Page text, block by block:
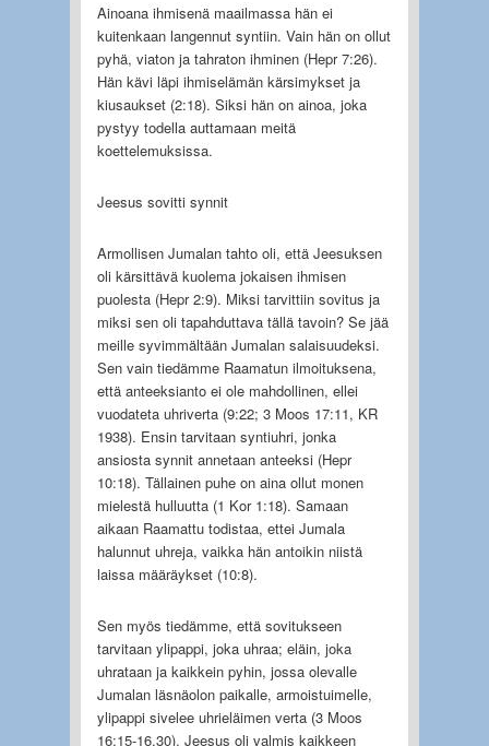
Ainoana ihmisenä maailmassa hän ei
kuitenkaan langennut syntiin. Vain hän on ollut
pyhä, viaton ja tahraton ihminen (Hepr 7:26).
Hän kävi läpi ihmiselämän kärsimykset ja
kiusaukset (2:18). Siksi hän on ainoa, joka
pystyy todella auttamaan meitä
koettelemuksissa.
Jeesus sovitti synnit
Armollisen Jumalan tahto oli, että Jeesuksen
oli kärsittävä kuolema jokaisen ihmisen
puolesta (Hepr 2:9). Miksi tarvittiin sovitus ja
miksi sen oli tapahduttava tällä tavoin? Se jää
meille syvimmältään Jumalan salaisuudeksi.
Sen vain tiedämme Raamatun ilmoituksena,
että anteeksianto ei ole mahdollinen, ellei
vuodateta uhriverta (9:22; 3 Moos 17:11, KR
1938). Ensin tarvitaan syntiuhri, jonka
ansiosta synnit annetaan anteeksi (Hepr
10:18). Tällainen puhe on aina ollut monen
mielestä hulluutta (1 Kor 1:18). Samaan
aikaan Raamattu todistaa, ettei Jumala
halunnut uhreja, vaikka hän antoikin niistä
laissa määräykset (10:8).
Sen myös tiedämme, että sovitukseen
tarvitaan ylipappi, joka uhraa; eläin, joka
uhrataan ja kaikkein pyhin, jossa olevalle
Jumalan läsnäolon paikalle, armoistuimelle,
ylipappi sivelee uhrieläimen verta (3 Moos
16:15-16,30). Jeesus oli valmis kaikkeen